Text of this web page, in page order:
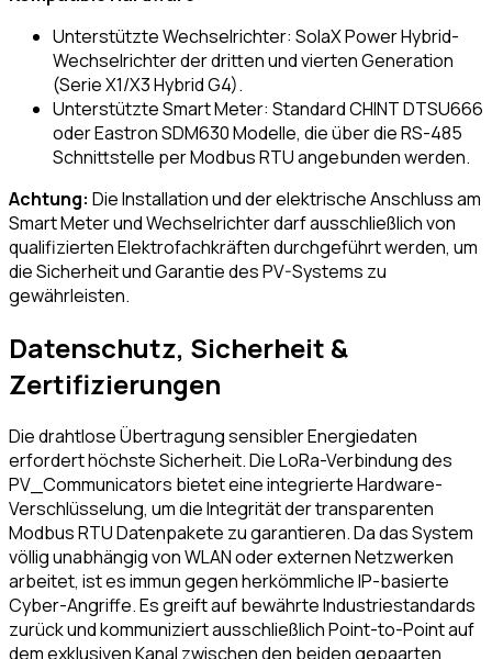
Unterstützte Wechselrichter: SolaX Power Hybrid-
Wechselrichter der dritten und vierten Generation
(Serie X1/X3 Hybrid G4).
Unterstützte Smart Meter: Standard CHINT DTSU666
oder Eastron SDM630 Modelle, die über die RS-485
Schnittstelle per Modbus RTU angebunden werden.
Achtung: Die Installation und der elektrische Anschluss am
Smart Meter und Wechselrichter darf ausschließlich von
qualifizierten Elektrofachkräften durchgeführt werden, um
die Sicherheit und Garantie des PV-Systems zu
gewährleisten.
Datenschutz, Sicherheit &
Zertifizierungen
Die drahtlose Übertragung sensibler Energiedaten
erfordert höchste Sicherheit. Die LoRa-Verbindung des
PV_Communicators bietet eine integrierte Hardware-
Verschlüsselung, um die Integrität der transparenten
Modbus RTU Datenpakete zu garantieren. Da das System
völlig unabhängig von WLAN oder externen Netzwerken
arbeitet, ist es immun gegen herkömmliche IP-basierte
Cyber-Angriffe. Es greift auf bewährte Industriestandards
zurück und kommuniziert ausschließlich Point-to-Point auf
dem exklusiven Kanal zwischen den beiden gepaarten